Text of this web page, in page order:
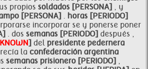
propios soldados [PERSONA] , y
[PERSONA] . horas [PERIODO]
incorporar se y ponerse poner
. dos semanas [PERIODO] después ,
] del presidente pedernera
la confederación argentina
semanas prisionero [PERIODO] ,